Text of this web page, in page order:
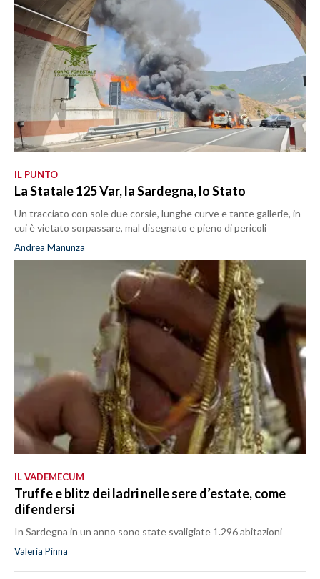
IL PUNTO
La Statale 125 Var, la Sardegna, lo Stato
Un tracciato con sole due corsie, lunghe curve e tante gallerie, in
cui è vietato sorpassare, mal disegnato e pieno di pericoli
Andrea Manunza
IL VADEMECUM
Truffe e blitz dei ladri nelle sere d’estate, come
difendersi
In Sardegna in un anno sono state svaligiate 1.296 abitazioni
Valeria Pinna